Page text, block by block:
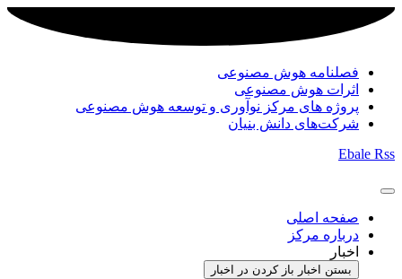
فصلنامه هوش مصنوعی
اثرات هوش مصنوعی
پروژه های مرکز نوآوری و توسعه هوش مصنوعی
شرکت‌های دانش بنیان
Ebale Rss
صفحه اصلی
درباره مرکز
اخبار
بستن اخبار باز کردن در اخبار